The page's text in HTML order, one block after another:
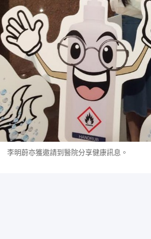
李明蔚亦獲邀請到醫院分享健康訊息。